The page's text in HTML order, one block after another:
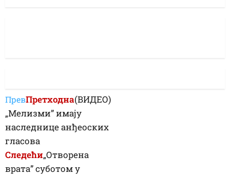
ПревПретходна(ВИДЕО)
„Мелизми” имају
наследнице анђеоских
гласова
Следећи„Отворена
врата” суботом у